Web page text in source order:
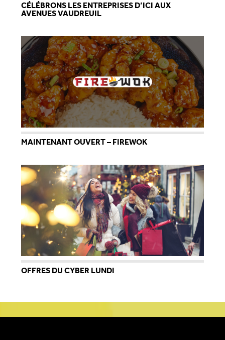
CÉLÉBRONS LES ENTREPRISES D’ICI AUX
AVENUES VAUDREUIL
MAINTENANT OUVERT – FIREWOK
OFFRES DU CYBER LUNDI